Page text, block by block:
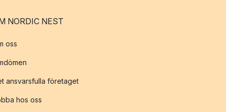
NORDIC NEST
oss
ansvarsfulla företaget
hos oss